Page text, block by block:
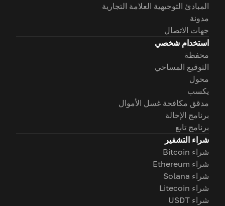
المبادئ التوجيهية العلامة التجارية
مدونة
جهات الاتصال
استخدام شخصي
محفظة
التوقيع المساحي
محول
يكسب
مدقق مكافحة غسل الأموال
برنامج الإحالة
برنامج تابع
شراء التشفير
شراء Bitcoin
شراء Ethereum
شراء Solana
شراء Litecoin
شراء USDT